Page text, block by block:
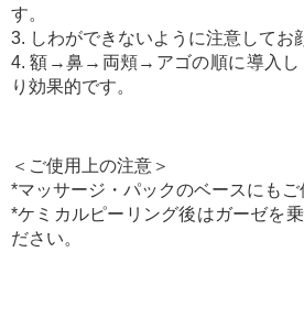
す。
3. しわができないように注意してお
4. 額→鼻→両頬→アゴの順に導入し
り効果的です。
＜ご使用上の注意＞
*マッサージ・パックのベースにもご
*ケミカルピーリング後はガーゼを
ださい。